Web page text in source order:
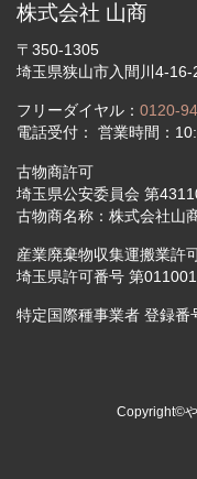
株式会社 山商
〒350-1305
埼玉県狭山市入間川4-16-
フリーダイヤル： 0120-
電話受付： 営業時間：
古物商許可
埼玉県公安委員会 第
古物商名称：株式会社山
産業廃棄物収集運搬業許
埼玉県許可番号 第
特定国際種事業者 登録番
Copyright©